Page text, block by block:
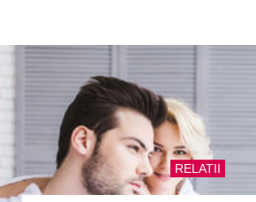
RELATII